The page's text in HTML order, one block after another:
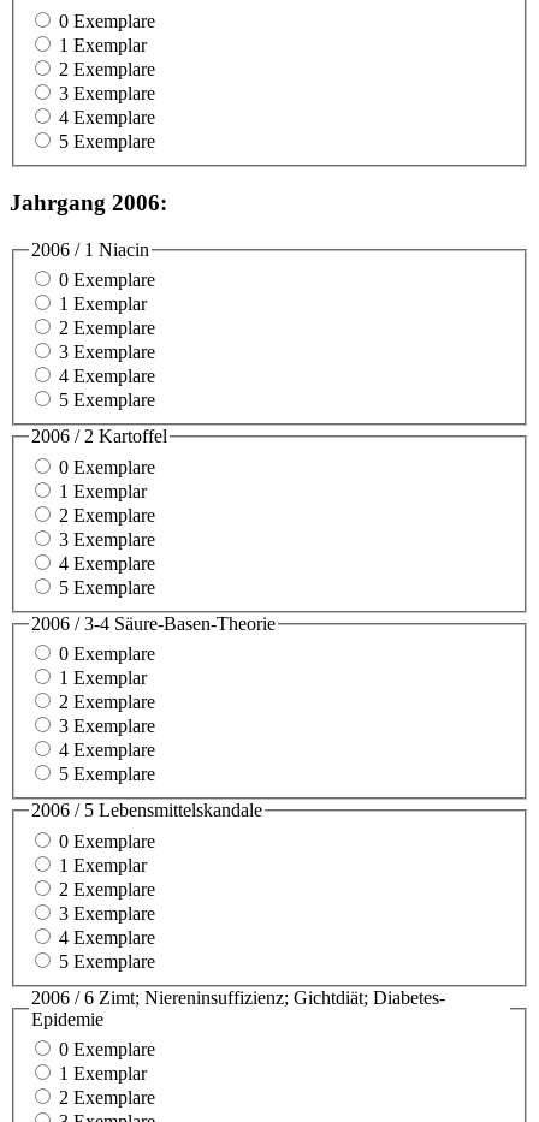
0 Exemplare
1 Exemplar
2 Exemplare
3 Exemplare
4 Exemplare
5 Exemplare
Jahrgang 2006:
2006 / 1 Niacin
0 Exemplare
1 Exemplar
2 Exemplare
3 Exemplare
4 Exemplare
5 Exemplare
2006 / 2 Kartoffel
0 Exemplare
1 Exemplar
2 Exemplare
3 Exemplare
4 Exemplare
5 Exemplare
2006 / 3-4 Säure-Basen-Theorie
0 Exemplare
1 Exemplar
2 Exemplare
3 Exemplare
4 Exemplare
5 Exemplare
2006 / 5 Lebensmittelskandale
0 Exemplare
1 Exemplar
2 Exemplare
3 Exemplare
4 Exemplare
5 Exemplare
2006 / 6 Zimt; Niereninsuffizienz; Gichtdiät; Diabetes-
Epidemie
0 Exemplare
1 Exemplar
2 Exemplare